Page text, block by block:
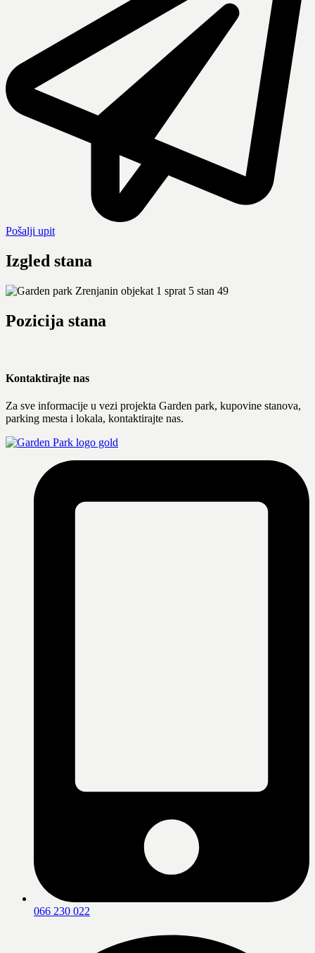
Pošalji upit
Izgled stana
Pozicija stana
Kontaktirajte nas
Za sve informacije u vezi projekta Garden park, kupovine stanova,
parking mesta i lokala, kontaktirajte nas.
066 230 022